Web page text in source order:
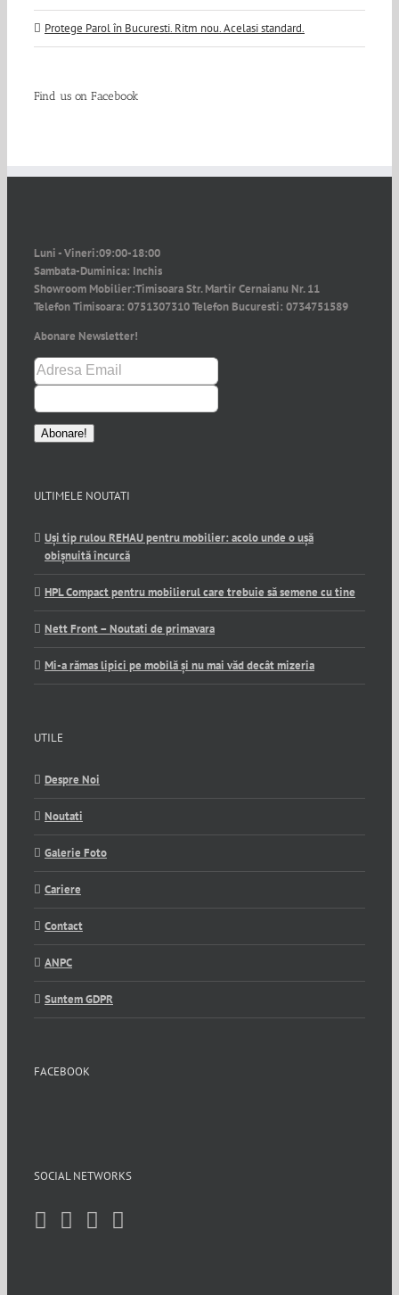
Protege Parol în Bucuresti. Ritm nou. Acelasi standard.
Find us on Facebook
Luni - Vineri:09:00-18:00
Sambata-Duminica: Inchis
Showroom Mobilier:Timisoara Str. Martir Cernaianu Nr. 11
Telefon Timisoara: 0751307310Telefon Bucuresti: 0734751589
Abonare Newsletter!
ULTIMELE NOUTATI
Uși tip rulou REHAU pentru mobilier: acolo unde o ușă
obișnuită încurcă
HPL Compact pentru mobilierul care trebuie să semene cu tine
Nett Front – Noutati de primavara
Mi-a rămas lipici pe mobilă și nu mai văd decât mizeria
UTILE
Despre Noi
Noutati
Galerie Foto
Cariere
Contact
ANPC
Suntem GDPR
FACEBOOK
SOCIAL NETWORKS